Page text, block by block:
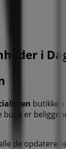
i
butikken
butik er
de